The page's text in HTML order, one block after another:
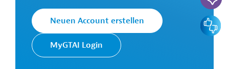
Die KfW Entwicklungsbank setzt
die Finanzielle Zusammenarbeit
(FZ) Deutschlands im Auftrag der
Neuen Account erstellen
MyGTAI Login